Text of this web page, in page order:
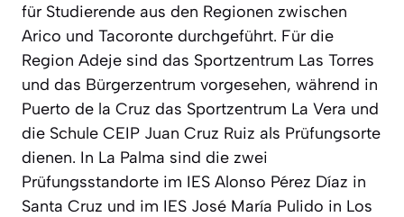
für Studierende aus den Regionen zwischen
Arico und Tacoronte durchgeführt. Für die
Region Adeje sind das Sportzentrum Las Torres
und das Bürgerzentrum vorgesehen, während in
Puerto de la Cruz das Sportzentrum La Vera und
die Schule CEIP Juan Cruz Ruiz als Prüfungsorte
dienen. In La Palma sind die zwei
Prüfungsstandorte im IES Alonso Pérez Díaz in
Santa Cruz und im IES José María Pulido in Los